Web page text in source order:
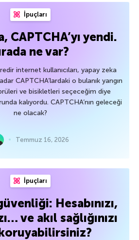
İpuçları
CAPTCHA’yı yendi.
ne var?
internet kullanıcıları, yapay zeka
CAPTCHA’lardaki o bulanık yangın
ve bisikletleri seçeceğim diye
kalıyordu. CAPTCHA’nın geleceği
ne olacak?
Temmuz 16, 2026
İpuçları
Hesabınızı,
ve akıl sağlığınızı